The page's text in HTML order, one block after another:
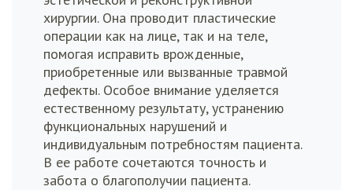
хирургии. Она проводит пластические
операции как на лице, так и на теле,
помогая исправить врожденные,
приобретенные или вызванные травмой
дефекты. Особое внимание уделяется
естественному результату, устранению
функциональных нарушений и
индивидуальным потребностям пациента.
В ее работе сочетаются точность и
забота о благополучии пациента.